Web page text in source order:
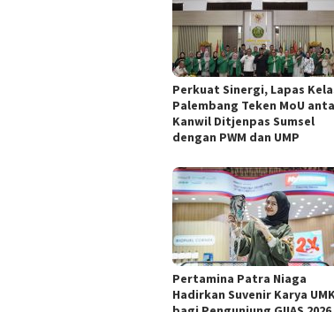
Perkuat Sinergi, Lapas
Palembang Teken MoU
Kanwil Ditjenpas Sumsel
dengan PWM dan UMP
Pertamina Patra Niaga
Hadirkan Suvenir Karya